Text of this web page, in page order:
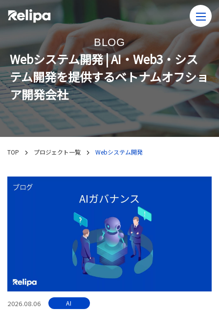
BLOG
Webシステム開発 | AI・Web3・シス
テム開発を提供するベトナムオフショ
ア開発会社
TOP プロジェクト一覧 Webシステム開発
2026.08.06 AI